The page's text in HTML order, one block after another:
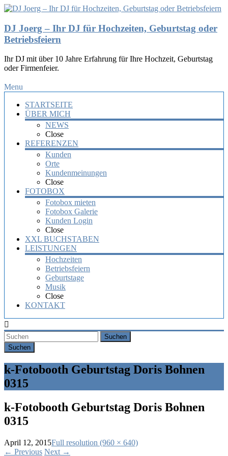
DJ Joerg – Ihr DJ für Hochzeiten, Geburtstag oder
Betriebsfeiern
Ihr DJ mit über 10 Jahre Erfahrung für Ihre Hochzeit, Geburtstag
oder Firmenfeier.
Menu
STARTSEITE
ÜBER MICH
NEWS
Close
REFERENZEN
Kunden
Orte
Kundenmeinungen
Close
FOTOBOX
Fotobox mieten
Fotobox Galerie
Kunden Login
Close
XXL BUCHSTABEN
LEISTUNGEN
Hochzeiten
Betriebsfeiern
Geburtstage
Musik
Close
KONTAKT
Suchen
k-Fotobooth Geburtstag Doris Bohnen
0315
k-Fotobooth Geburtstag Doris Bohnen
0315
April 12, 2015Full resolution (960 × 640)
← Previous Next →